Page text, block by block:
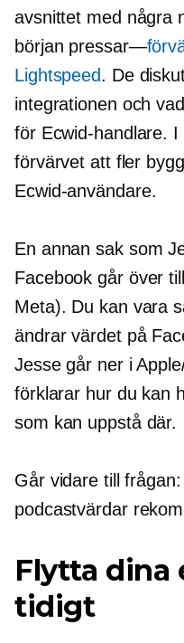
avsnittet med några
början pressar—
Lightspeed. De
integrationen och
för Ecwid-handlare.
förvärvet att fler
Ecwid-användare.
En annan sak som
Facebook går över
Meta). Du kan vara
ändrar värdet på
Jesse går ner i
förklarar hur du kan
som kan uppstå där.
Går vidare till
podcastvärdar
Flytta dina
tidigt